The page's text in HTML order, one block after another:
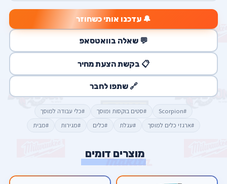
🔔 עדכנו אותי כשחוזר
💬 שאלה בוואטסאפ
📋 בקשת הצעת מחיר
🔗 שתפו לחבר
#Scorpion #סטים בוקסות ומוסך
#כלי עבודה למוסך
#ארגזי כלים למוסך
#עגלת #כלים #מגירות #מבית
מוצרים דומים